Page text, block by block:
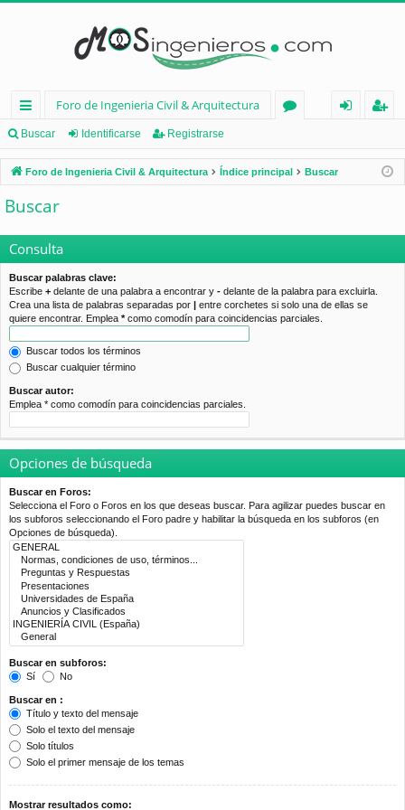
nl
ac
es
rá
pi
d
os
Foro de Ingenieria Civil & Arquitectura
os
nt
ifi
ist
ra
Buscar Identificarse Registrarse
Foro de Ingenieria Civil & Arquitectura Índice principal Buscar
Buscar
Consulta
Buscar palabras clave:
Escribe + delante de una palabra a encontrar y - delante de la palabra para excluirla.
Crea una lista de palabras separadas por | entre corchetes si solo una de ellas se
quiere encontrar. Emplea *como comodín para coincidencias parciales.
Buscar todos los términos
Buscar cualquier término
Buscar autor:
Emplea * como comodín para coincidencias parciales.
Opciones de búsqueda
Buscar en Foros:
Selecciona el Foro o Foros en los que deseas buscar. Para agilizar puedes buscar en
los subforos seleccionando el Foro padre y habilitar la búsqueda en los subforos (en
Opciones de búsqueda).
Buscar en subforos:
Sí
No
Buscar en :
Título y texto del mensaje
Solo el texto del mensaje
Solo títulos
Solo el primer mensaje de los temas
Mostrar resultados como: